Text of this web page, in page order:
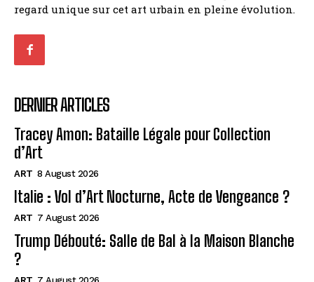
regard unique sur cet art urbain en pleine évolution.
DERNIER ARTICLES
Tracey Amon: Bataille Légale pour Collection
d’Art
ART 8 August 2026
Italie : Vol d’Art Nocturne, Acte de Vengeance ?
ART 7 August 2026
Trump Débouté: Salle de Bal à la Maison Blanche
?